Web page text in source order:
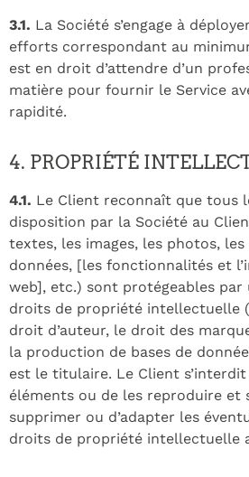
3.1. La Société s’engage à
efforts correspondant au
est en droit d’attendre d’un
matière pour fournir le Service
rapidité.
4. PROPRIÉTÉ
4.1. Le Client reconnaît que tous
disposition par la Société au
textes, les images, les photos, les
données, [les fonctionnalités et
web], etc.) sont protégeables par
droits de propriété intellectuelle
droit d’auteur, le droit des
la production de bases de
est le titulaire. Le Client s’interdit
éléments ou de les reproduire et
supprimer ou d’adapter les
droits de propriété intellectuelle